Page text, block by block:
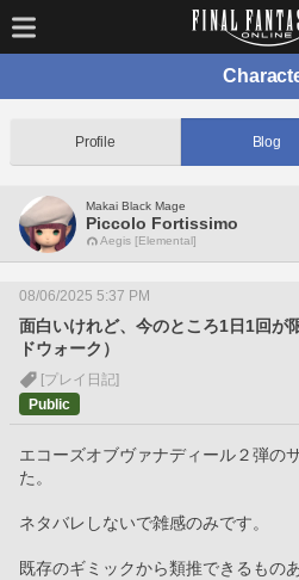
Profile Blog
Makai Black Mage
Piccolo Fortissimo
Aegis [Elemental]
08/06/2025 5:37 PM
面白いけれど、今のところ1日1回が
ドウォーク）
[プレイ日記]
Public
エコーズオブヴァナディール２弾の
た。
ネタバレしないで雑感のみです。
既存のギミックから類推できるもの